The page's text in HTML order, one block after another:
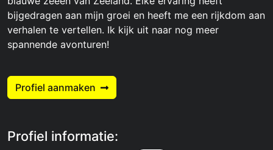
bijgedragen aan mijn groei en heeft me een rijkdom aan
verhalen te vertellen. Ik kijk uit naar nog meer
spannende avonturen!
Profiel aanmaken
Profiel informatie: